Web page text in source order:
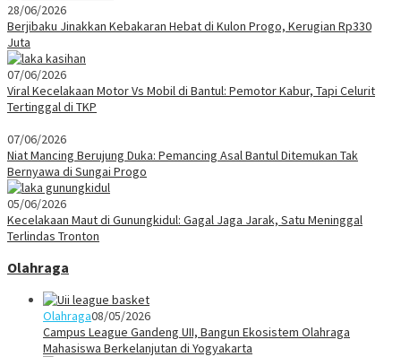
28/06/2026
Berjibaku Jinakkan Kebakaran Hebat di Kulon Progo, Kerugian Rp330
Juta
07/06/2026
Viral Kecelakaan Motor Vs Mobil di Bantul: Pemotor Kabur, Tapi Celurit
Tertinggal di TKP
07/06/2026
Niat Mancing Berujung Duka: Pemancing Asal Bantul Ditemukan Tak
Bernyawa di Sungai Progo
05/06/2026
Kecelakaan Maut di Gunungkidul: Gagal Jaga Jarak, Satu Meninggal
Terlindas Tronton
Olahraga
Olahraga08/05/2026
Campus League Gandeng UII, Bangun Ekosistem Olahraga
Mahasiswa Berkelanjutan di Yogyakarta